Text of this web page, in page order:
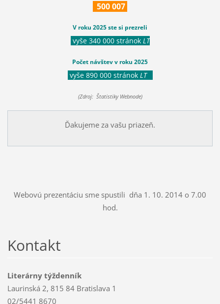
500007
V roku 2025 ste si prezreli
vyše 340 000 stránok LT
Počet návštev v roku 2025
vyše 890 000 stránok LT
(Zdroj: Štatistiky Webnode)
Ďakujeme za vašu priazeň.
Webovú prezentáciu sme spustili dňa 1. 10. 2014 o 7.00
hod.
Kontakt
Literárny týždenník
Laurinská 2, 815 84 Bratislava 1
02/5441 8670